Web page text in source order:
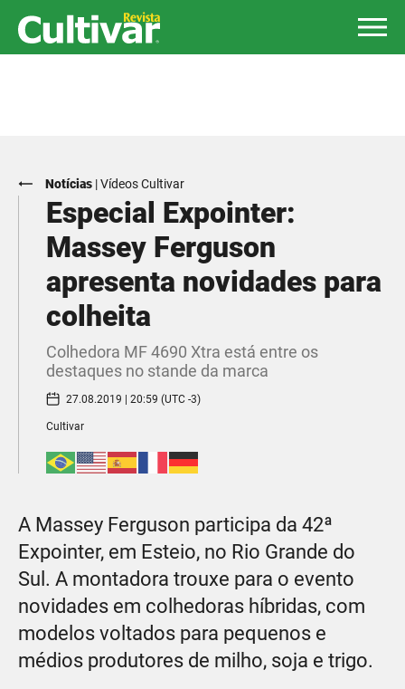
Notícias |Vídeos Cultivar
Especial Expointer:
Massey Ferguson
apresenta novidades para
colheita
Colhedora MF 4690 Xtra está entre os
destaques no stande da marca
27.08.2019 | 20:59 (UTC -3)
Cultivar
A Massey Ferguson participa da 42ª
Expointer, em Esteio, no Rio Grande do
Sul. A montadora trouxe para o evento
novidades em colhedoras híbridas, com
modelos voltados para pequenos e
médios produtores de milho, soja e trigo.